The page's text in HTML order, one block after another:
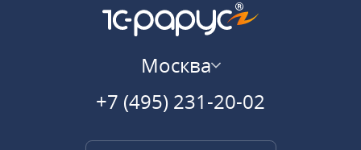
Москва
+7 (495) 231-20-02